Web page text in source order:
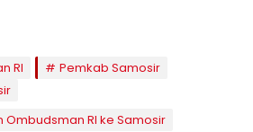
RI
Pemkab Samosir
Ombudsman RI ke Samosir